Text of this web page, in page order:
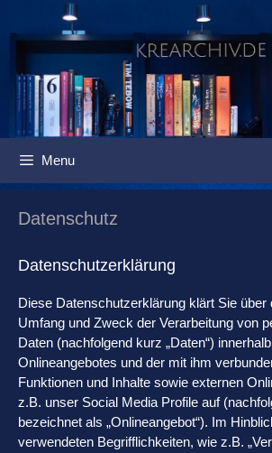
Menu
Datenschutz
Datenschutzerklärung
Diese Datenschutzerklärung klärt Sie über
Umfang und Zweck der Verarbeitung von
Daten (nachfolgend kurz „Daten“)
Onlineangebotes und der mit ihm
Funktionen und Inhalte sowie externen
z.B. unser Social Media Profile auf
bezeichnet als „Onlineangebot“). Im
verwendeten Begrifflichkeiten, wie z.B.